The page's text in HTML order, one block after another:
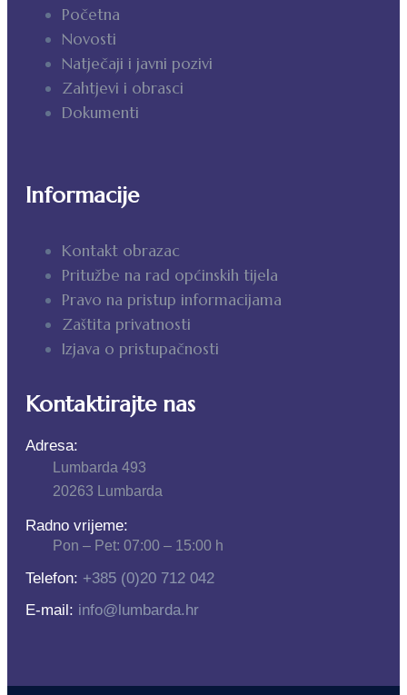
Početna
Novosti
Natječaji i javni pozivi
Zahtjevi i obrasci
Dokumenti
Informacije
Kontakt obrazac
Pritužbe na rad općinskih tijela
Pravo na pristup informacijama
Zaštita privatnosti
Izjava o pristupačnosti
Kontaktirajte nas
Adresa:
Lumbarda 493
20263 Lumbarda
Radno vrijeme:
Pon – Pet: 07:00 – 15:00 h
Telefon: +385 (0)20 712 042
E-mail: info@lumbarda.hr